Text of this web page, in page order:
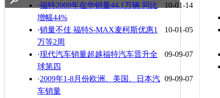
10-01-14
·福特2009年在华销量44.1万辆 同比
增幅44%
10-01-05
·销量不佳 福特S-MAX麦柯斯优惠1
万等2周
09-09-07
·现代汽车销量超越福特汽车晋升全
球第四
09-09-07
·2009年1-8月份欧洲、美国、日本汽
车销量